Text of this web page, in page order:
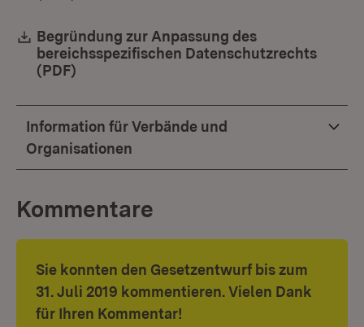
Download:
Begründung zur Anpassung des
bereichsspezifischen Datenschutzrechts
(PDF)
Information für Verbände und
Organisationen
Kommentare
Sie konnten den Gesetzentwurf bis zum
31. Juli 2019 kommentieren. Vielen Dank
für Ihren Kommentar!